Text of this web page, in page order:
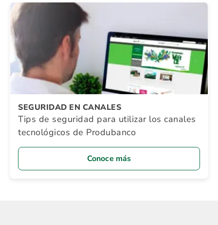
SEGURIDAD EN CANALES
Tips de seguridad para utilizar los canales
tecnológicos de Produbanco
Conoce más